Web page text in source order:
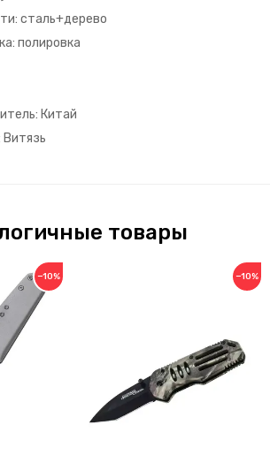
сталь+дерево
полировка
Китай
Витязь
товары
−10% −10%